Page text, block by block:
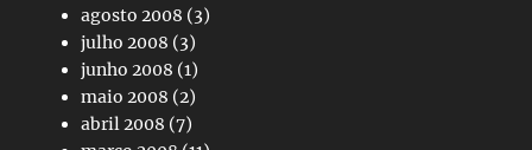
agosto 2008 (3)
julho 2008 (3)
junho 2008 (1)
maio 2008 (2)
abril 2008 (7)